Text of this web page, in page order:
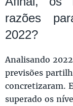
razões
2022?
Analisando
previsões
concretizaram.
superado os